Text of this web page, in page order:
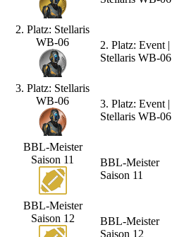
2. Platz: Stellaris
WB-06
2. Platz: Event |
Stellaris WB-06
3. Platz: Stellaris
WB-06
3. Platz: Event |
Stellaris WB-06
BBL-Meister
Saison 11
BBL-Meister
Saison 11
BBL-Meister
Saison 12
BBL-Meister
Saison 12